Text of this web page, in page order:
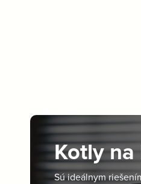
Kotly
Sú ideálnym